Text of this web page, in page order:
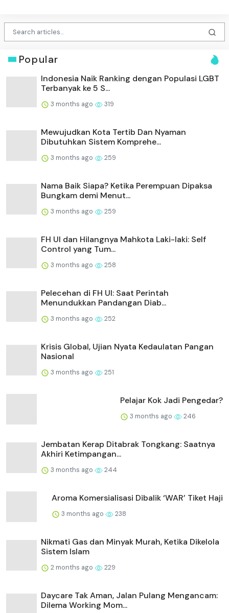
Popular
Indonesia Naik Ranking dengan Populasi LGBT
Terbanyak ke 5 S...
3 months ago 319
Mewujudkan Kota Tertib Dan Nyaman
Dibutuhkan Sistem Komprehe...
3 months ago 259
Nama Baik Siapa? Ketika Perempuan Dipaksa
Bungkam demi Menut...
3 months ago 259
FH UI dan Hilangnya Mahkota Laki-laki: Self
Control yang Tum...
3 months ago 258
Pelecehan di FH UI: Saat Perintah
Menundukkan Pandangan Diab...
3 months ago 252
Krisis Global, Ujian Nyata Kedaulatan Pangan
Nasional
3 months ago 251
Pelajar Kok Jadi Pengedar?
3 months ago 246
Jembatan Kerap Ditabrak Tongkang: Saatnya
Akhiri Ketimpangan...
3 months ago 244
Aroma Komersialisasi Dibalik ‘WAR’ Tiket Haji
3 months ago 238
Nikmati Gas dan Minyak Murah, Ketika Dikelola
Sistem Islam
2 months ago 229
Daycare Tak Aman, Jalan Pulang Mengancam:
Dilema Working Mom...